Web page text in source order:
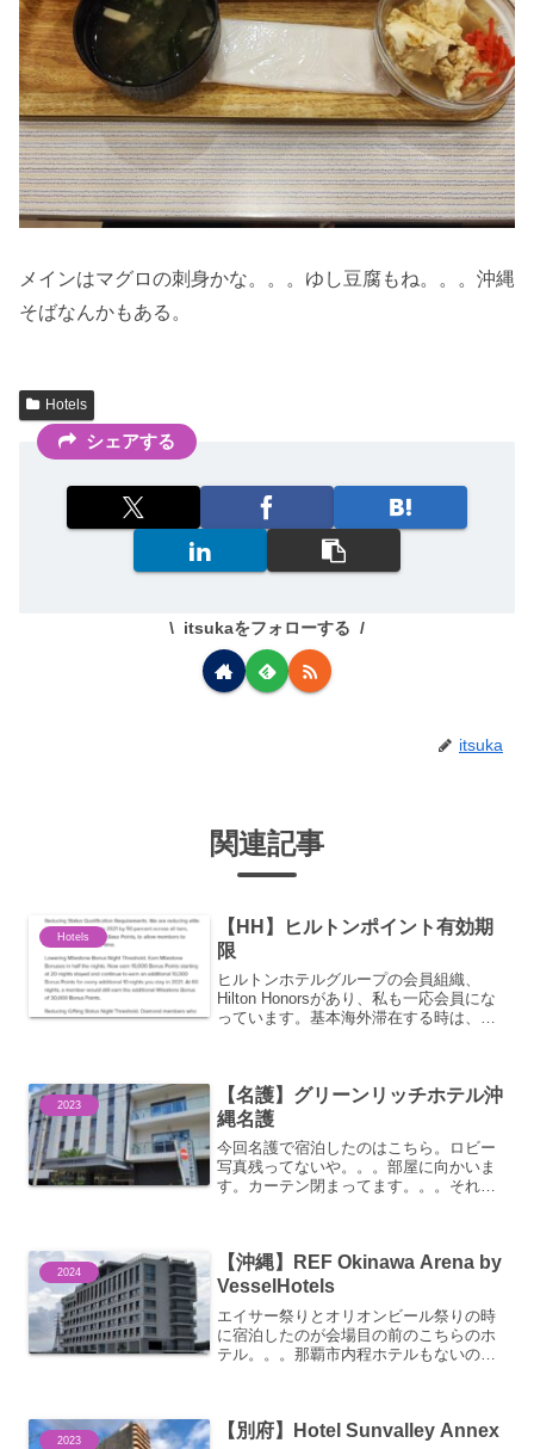
メインはマグロの刺身かな。。。ゆし豆腐もね。。。沖縄
そばなんかもある。
Hotels
シェアする
itsukaをフォローする
itsuka
関連記事
Hotels
【HH】ヒルトンポイント有効期
限
ヒルトンホテルグループの会員組織、
Hilton Honorsがあり、私も一応会員にな
っています。基本海外滞在する時は、
2023
【名護】グリーンリッチホテル沖
縄名護
今回名護で宿泊したのはこちら。ロビー
写真残ってないや。。。部屋に向かいま
す。カーテン閉まってます。。。それな
ンセントも豊富。。。。。...
2024
【沖縄】REF Okinawa Arena by
VesselHotels
エイサー祭りとオリオンビール祭りの時
に宿泊したのが会場目の前のこちらのホ
テル。。。那覇市内程ホテルもないので
ェックインの時間帯に...
2023 【別府】Hotel Sunvalley Annex